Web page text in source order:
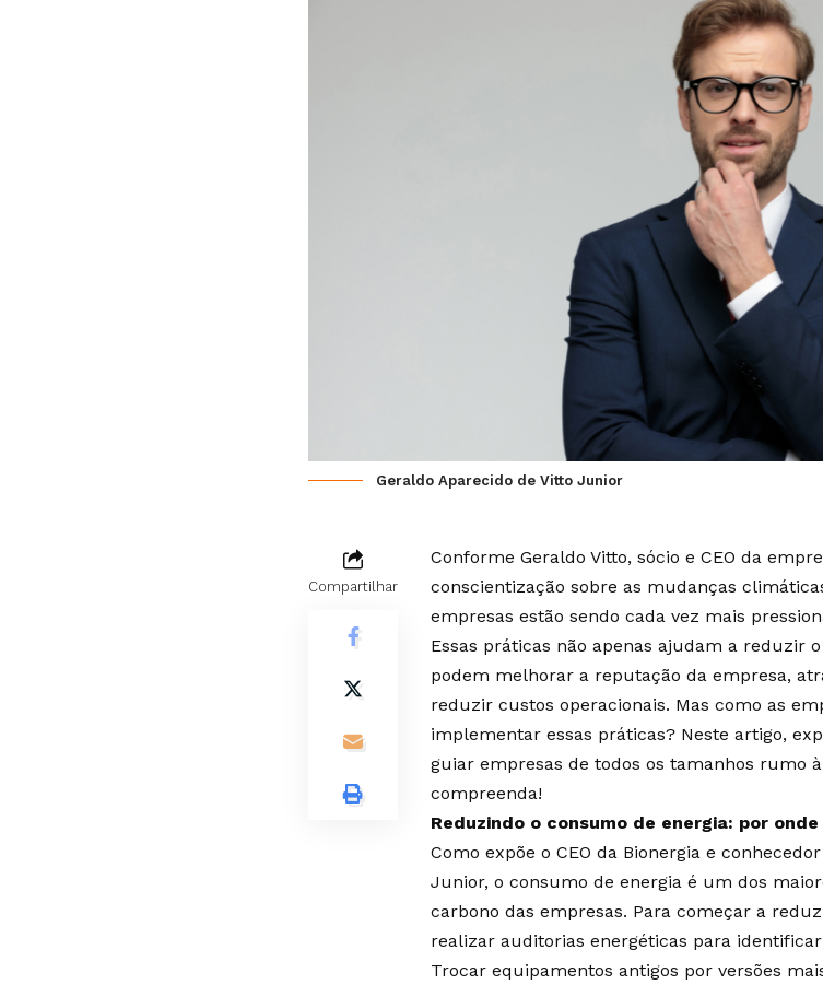
Geraldo Aparecido de Vitto Junior
Compartilhar
Conforme Geraldo Vitto, sócio e CEO da
conscientização sobre as mudanças
empresas estão sendo cada vez mais
Essas práticas não apenas ajudam a reduzir
podem melhorar a reputação da empresa,
reduzir custos operacionais. Mas como as
implementar essas práticas? Neste artigo,
guiar empresas de todos os tamanhos rumo
compreenda!
Reduzindo o consumo de energia: por
Como expõe o CEO da Bionergia e
Junior, o consumo de energia é um dos
carbono das empresas. Para começar a
realizar auditorias energéticas para
Trocar equipamentos antigos por versões